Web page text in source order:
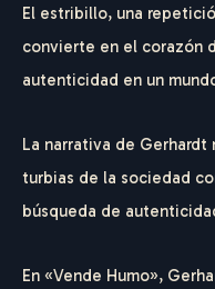
El estribillo, una
convierte en el corazón
autenticidad en un
La narrativa de
turbias de la sociedad
búsqueda de
En «Vende Humo»,